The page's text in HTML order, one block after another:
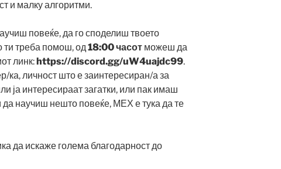
и малку алгоритми.
повеќе, да го споделиш твоето
ти треба помош, од18:00 часот можеш да
линк:https://discord.gg/uW4uajdc99.
ка, личност што е заинтересиран/а за
ја интересираат загатки, или пак имаш
научиш нешто повеќе, МЕХ е тука да те
да искаже голема благодарност до